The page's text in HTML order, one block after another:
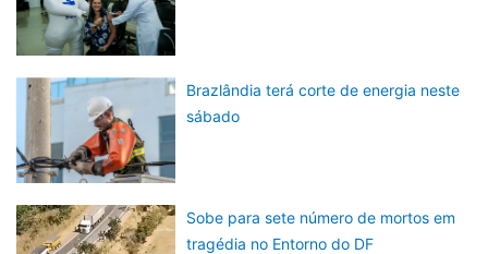
Brazlândia terá corte de energia neste
sábado
Sobe para sete número de mortos em
tragédia no Entorno do DF